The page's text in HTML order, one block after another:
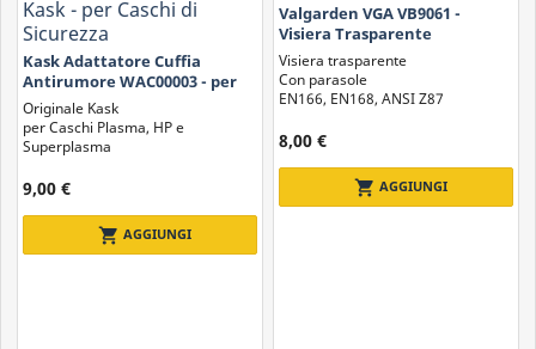
Kask Adattatore Cuffia
Antirumore WAC00003 - per
Caschi di Sicurezza
Originale Kask
per Caschi Plasma, HP e
Superplasma
9,00 €
shopping_cart AGGIUNGI
Valgarden VGA VB9061 -
Visiera Trasparente
Antischegge
Visiera trasparente
Con parasole
EN166, EN168, ANSI Z87
8,00 €
shopping_cart AGGIUNGI